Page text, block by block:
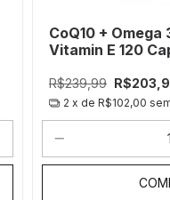
CoQ10 + Omega
Vitamin E 120
R$239,99
2 x de R$102,00